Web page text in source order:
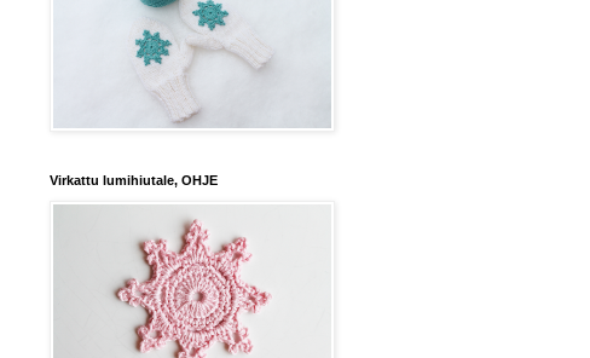
Virkattu lumihiutale, OHJE